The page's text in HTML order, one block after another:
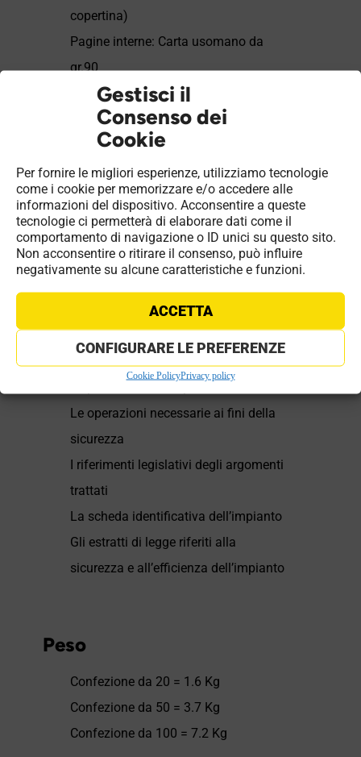
Gestisci il
Consenso dei
Cookie
Per fornire le migliori esperienze, utilizziamo tecnologie
come i cookie per memorizzare e/o accedere alle
informazioni del dispositivo. Acconsentire a queste
tecnologie ci permetterà di elaborare dati come il
comportamento di navigazione o ID unici su questo sito.
Non acconsentire o ritirare il consenso, può influire
negativamente su alcune caratteristiche e funzioni.
ACCETTA
CONFIGURARE LE PREFERENZE
Cookie PolicyPrivacy policy
copertina)
Pagine interne: Carta usomano da
gr.90
Pagine di copertina: Carta usomano
da gr.90
Colore di copertina: Bianco/Arancione
Colore pagine interne:
Bianco/Grigio/Arancione
Cucitura: 2 Punti metallici
Content
Le informazioni indispensabili per il
Le operazioni necessarie ai fini della
sicurezza
I riferimenti legislativi degli argomenti
trattati
La scheda identificativa dell’impianto
Gli estratti di legge riferiti alla
sicurezza e all’efficienza dell’impianto
Peso
Confezione da 20 = 1.6 Kg
Confezione da 50 = 3.7 Kg
Confezione da 100 = 7.2 Kg